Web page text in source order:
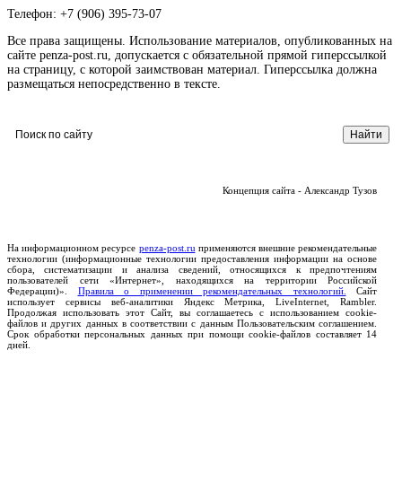
Телефон: +7 (906) 395-73-07
Все права защищены. Использование материалов, опубликованных на
сайте penza-post.ru, допускается с обязательной прямой гиперссылкой
на страницу, с которой заимствован материал. Гиперссылка должна
размещаться непосредственно в тексте.
Концепция сайта - Александр Тузов
На информационном ресурсе penza-post.ru применяются внешние рекомендательные
технологии (информационные технологии предоставления информации на основе
сбора, систематизации и анализа сведений, относящихся к предпочтениям
пользователей сети «Интернет», находящихся на территории Российской
Федерации)». Правила о применении рекомендательных технологий.
Сайт
использует сервисы веб-аналитики Яндекс Метрика, LiveInternet, Rambler.
Продолжая использовать этот Сайт, вы соглашаетесь с использованием cookie-
файлов и других данных в соответствии с данным Пользовательским соглашением.
Срок обработки персональных данных при помощи cookie-файлов составляет 14
дней.